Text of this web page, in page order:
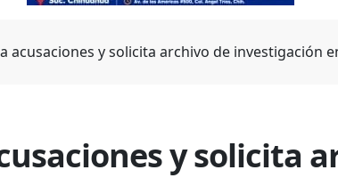
acusaciones y solicita archivo de investigación
y solicita